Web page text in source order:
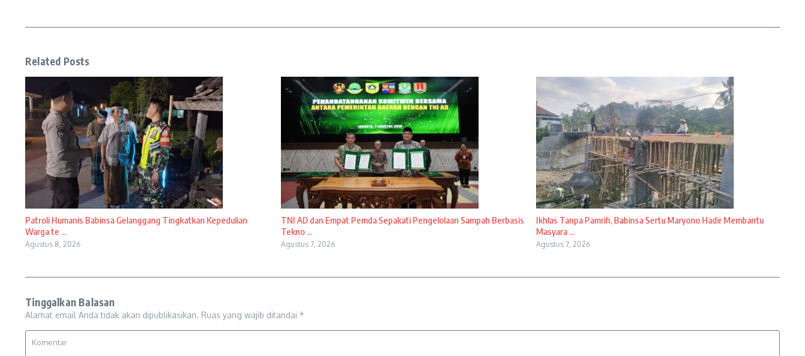
Related Posts
Patroli Humanis Babinsa Gelanggang Tingkatkan Kepedulian
Warga te ...
Agustus 8, 2026
TNI AD dan Empat Pemda Sepakati Pengelolaan Sampah Berbasis
Tekno ...
Agustus 7, 2026
Ikhlas Tanpa Pamrih, Babinsa Sertu Maryono Hadir Membantu
Masyara ...
Agustus 7, 2026
Tinggalkan Balasan
Alamat email Anda tidak akan dipublikasikan. Ruas yang wajib ditandai *